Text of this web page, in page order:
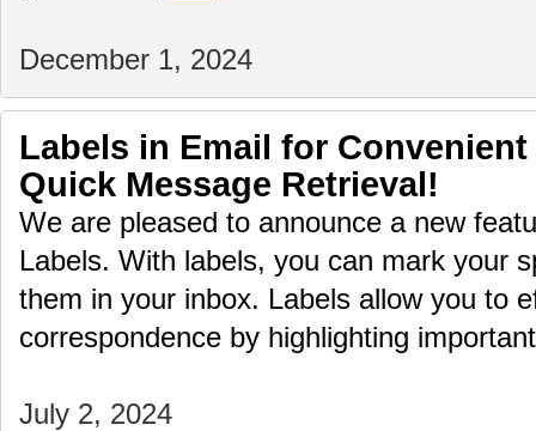
December 1, 2024
Labels in Email for
Quick Message Retrieval!
We are pleased to announce a new
Labels. With labels, you can mark your
them in your inbox. Labels allow you to
correspondence by highlighting
July 2, 2024